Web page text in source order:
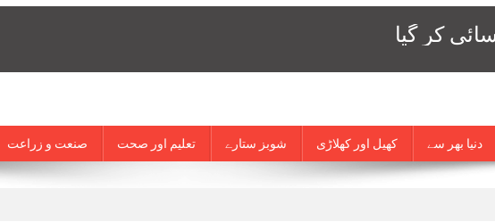
صنعت و زراعت تعلیم اور صحت شوبز ستارے کھیل اور کھلاڑی دنیا بھر سے